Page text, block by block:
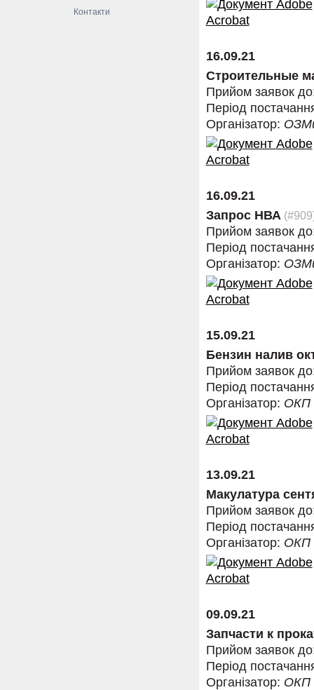
Контакти
16.09.21
Строительные
Прийом заявок
Період
Організатор:
16.09.21
Запрос НВА
Прийом заявок
Період
Організатор:
15.09.21
Бензин налив
Прийом заявок
Період
Організатор: ОКП
13.09.21
Макулатура
Прийом заявок
Період
Організатор: ОКП
09.09.21
Запчасти к
Прийом заявок
Період
Організатор: ОКП